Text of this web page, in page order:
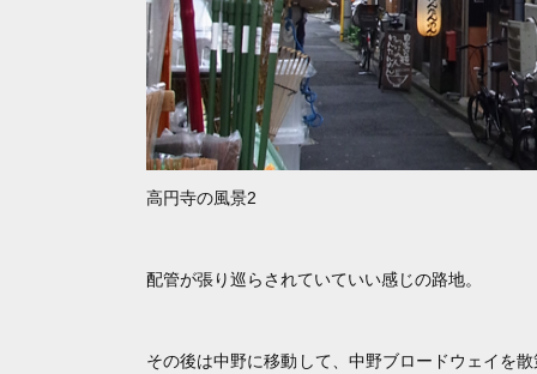
高円寺の風景2
配管が張り巡らされていていい感じの路地。
その後は中野に移動して、中野ブロードウェイを